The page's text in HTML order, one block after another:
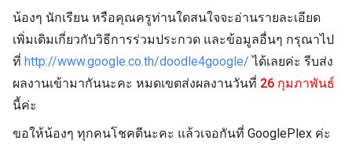
น้องๆ นักเรียน หรือคุณครูท่านใดสนใจจะอ่านรายละเอียด
เพิ่มเติมเกี่ยวกับวิธีการร่วมประกวด และข้อมูลอื่นๆ กรุณาไป
ที่ http://www.google.co.th/doodle4google/ ได้เลยค่ะ รีบส่ง
ผลงานเข้ามากันนะคะ หมดเขตส่งผลงานวันที่ 26 กุมภาพันธ์
นี้ค่ะ
ขอให้น้องๆ ทุกคนโชคดีนะคะ แล้วเจอกันที่ GooglePlex ค่ะ